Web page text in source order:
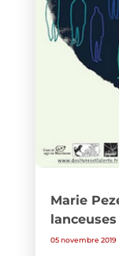
Marie
05 novembre 2019